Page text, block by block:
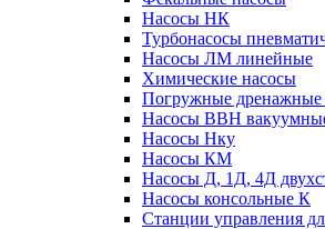
Насосы НК
Турбонасосы
Насосы ЛМ линейные
Химические насосы
Погружные
Насосы ВВН
Насосы Нку
Насосы КМ
Насосы Д, 1Д, 4Д
Насосы консольные К
Станции управления